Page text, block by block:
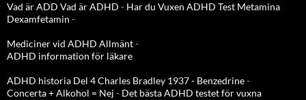
Vad är ADD Vad är ADHD - Har du Vuxen ADHD Test Metamina
Dexamfetamin -
Mediciner vid ADHD Allmänt-
ADHD information för läkare
ADHD historia Del 4 Charles Bradley 1937 - Benzedrine-
Concerta + Alkohol = Nej - Det bästa ADHD testet för vuxna